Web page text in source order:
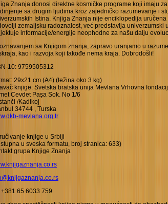
Znanja donosi direktne kosmičke programe koji imaju
sa drugim ljudima kroz zajedničko razumevanje i
Istina. Knjiga Znanja nije enciklopedija uručena
zemaljsku radoznalost, već predstavlja univerzumski
informacije/energije neophodne za našu dalju
sa Knjigom znanja, zapravo uranjamo u
kao i razvoja koji takođe nema kraja. Dobrodošli!
10: 9759505312
29x21 cm (A4) (težina oko 3 kg)
knjige: Svetska bratska unija Mevlana Vrhovna
Cevdet Paşa Sok. No 1/6
/Kadikoj
34744 , Turska
mevlana.org.tr
knjige u Srbiji
u sveska formatu, broj stranica: 633)
grupa Knjige Znanja
+381 65 6033 759